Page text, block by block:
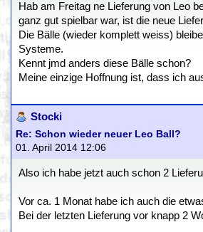
Hab am Freitag ne Lieferung von Leo
ganz gut spielbar war, ist die neue
Die Bälle (wieder komplett weiss)
Systeme.
Kennt jmd anders diese Bälle schon?
Meine einzige Hoffnung ist, dass ich
Stocki
Re: Schon wieder neuer Leo Ball?
01. April 2014 12:06
Also ich habe jetzt auch schon 2
Vor ca. 1 Monat habe ich auch die
Bei der letzten Lieferung vor knapp 2